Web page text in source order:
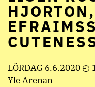
LÖRDAG 6.6.2020 ◴
Yle Arenan